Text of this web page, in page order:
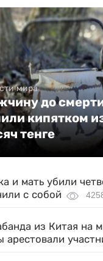
мира
до
кипятком
тенге
и мать убили
с собой
из Китая на
арестовали